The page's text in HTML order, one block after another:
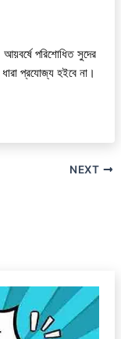
পরিশোধিত সুদের
প্রযোজ্য হইবে না।
NEXT